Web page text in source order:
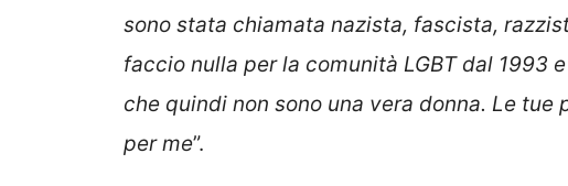
sono stata chiamata nazista, fascista,
faccio nulla per la comunità LGBT dal 1993
che quindi non sono una vera donna. Le
per me”.